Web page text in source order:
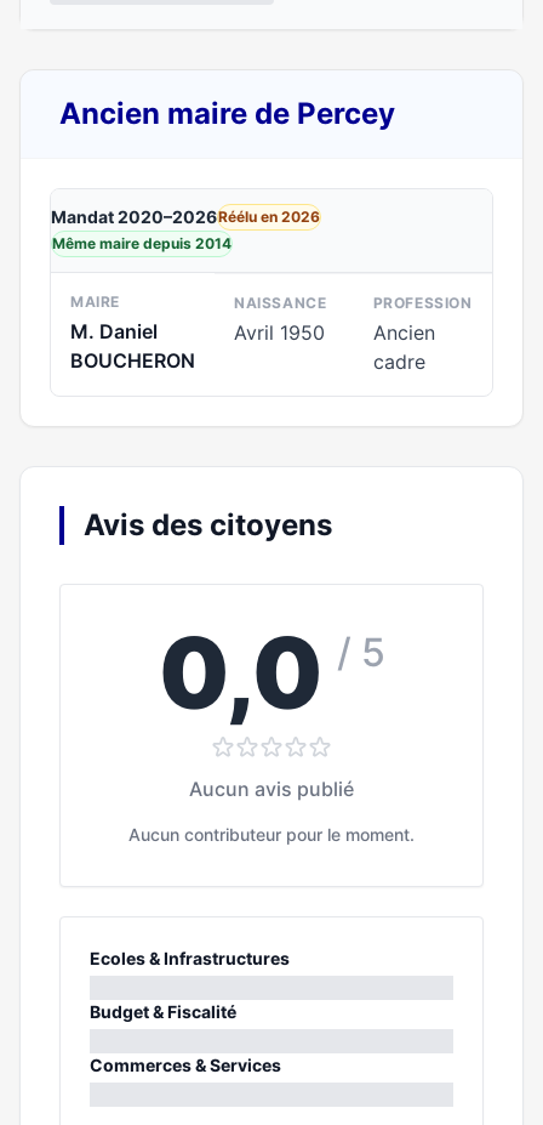
Ancien maire de Percey
Mandat 2020–2026Réélu en 2026
Même maire depuis 2014
MAIRE
M. Daniel
BOUCHERON
NAISSANCE
Avril 1950
PROFESSION
Ancien
cadre
Avis des citoyens
0,0 / 5
Aucun avis publié
Aucun contributeur pour le moment.
Ecoles & Infrastructures
0%
Budget & Fiscalité
0%
Commerces & Services